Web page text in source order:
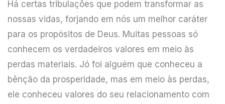
Há certas tribulações que podem transformar as
nossas vidas, forjando em nós um melhor caráter
para os propósitos de Deus. Muitas pessoas só
conhecem os verdadeiros valores em meio às
perdas materiais. Jó foi alguém que conheceu a
bênção da prosperidade, mas em meio às perdas,
ele conheceu valores do seu relacionamento com